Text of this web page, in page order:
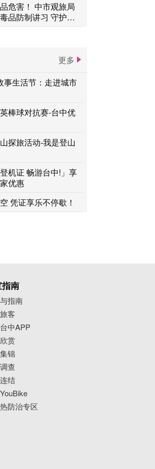
危害！ 中市观旅局
品防制讲习 守护旅
更多
事生活节：走进城市
棒球对抗赛-台中优
探旅活动-我是登山
登机证 畅游台中!」享
优惠
凭证享乐不停歇！
南
指南
客
中APP
赏
锦
查
结
防治专区